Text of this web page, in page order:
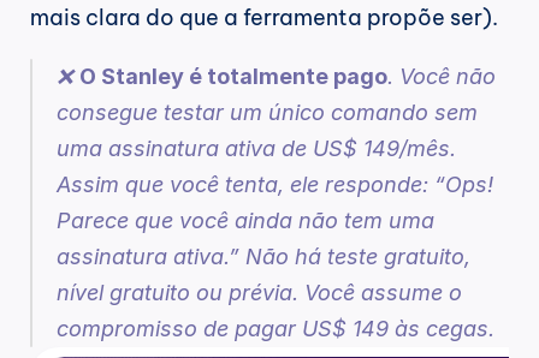
mais clara do que a ferramenta propõe ser).
❌ O Stanley é totalmente pago. Você não
consegue testar um único comando sem
uma assinatura ativa de US$ 149/mês.
Assim que você tenta, ele responde: “Ops!
Parece que você ainda não tem uma
assinatura ativa.” Não há teste gratuito,
nível gratuito ou prévia. Você assume o
compromisso de pagar US$ 149 às cegas.